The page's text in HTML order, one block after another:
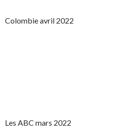
Colombie avril 2022
Les ABC mars 2022